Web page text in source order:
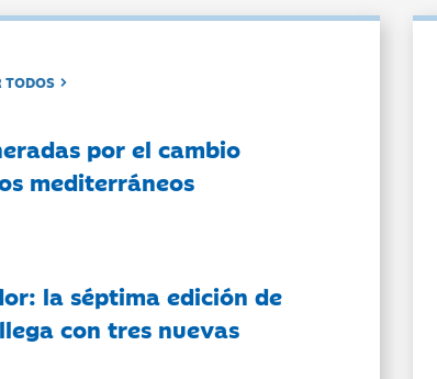
TODOS
por el cambio
mediterráneos
la séptima edición de
con tres nuevas